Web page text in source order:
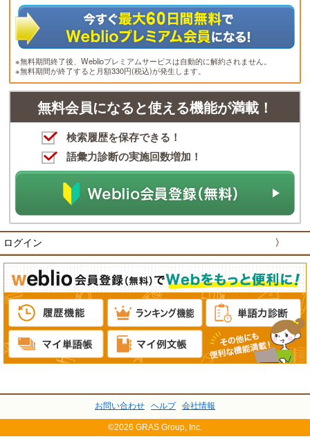
※無料期間終了後、Weblioプレミアムサービスは自動的に解約されません。
※無料期間が終了すると月額330円(税込)が発生します。
無料会員になると使える機能が満載！
検索履歴を保存できる！
語彙力診断の実施回数増加！
ログイン 〉
お問い合わせ ヘルプ 会社情報
©2026 GRAS Group, Inc.